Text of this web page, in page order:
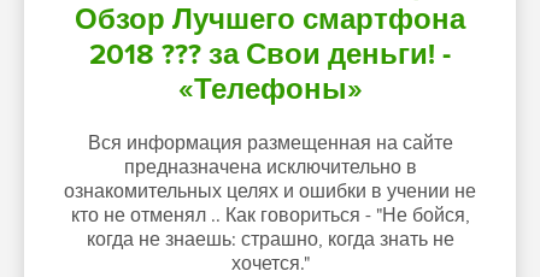
Обзор Лучшего смартфона
2018 ??? за Свои деньги! -
«Телефоны»
Вся информация размещенная на сайте
предназначена исключительно в
ознакомительных целях и ошибки в учении не
кто не отменял .. Как говориться - "Не бойся,
когда не знаешь: страшно, когда знать не
хочется."